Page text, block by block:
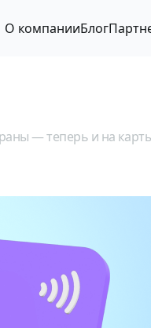
О компанииБлог
— теперь и на